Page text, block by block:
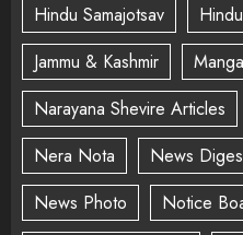
Hindu Samajotsav
Jammu & Kashmir
Narayana Shevire Articles
Nera Nota
News
News Photo
Notice